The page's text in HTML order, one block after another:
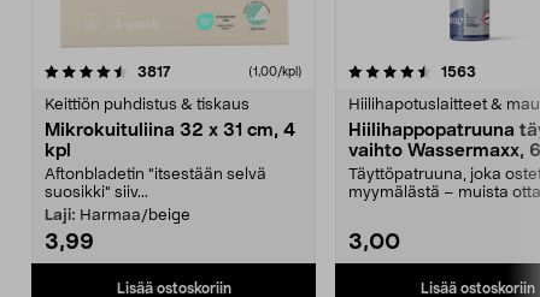
3817arvostelut (1,00/kpl)
Keittiön puhdistus & tiskaus
Mikrokuituliina 32 x 31 cm, 4
kpl
Aftonbladetin "itsestään selvä
suosikki" siiv...
Laji: Harmaa/beige
3,99
Lisää ostoskoriin
4.5viidestä
1563
Hiilihapotuslaitteet &
Hiilihappopatruuna
vaihto Wassermaxx,
Täyttöpatruuna, joka
myymälästä – muista
3,00
Lisää ostoskoriin
4.5viidestä